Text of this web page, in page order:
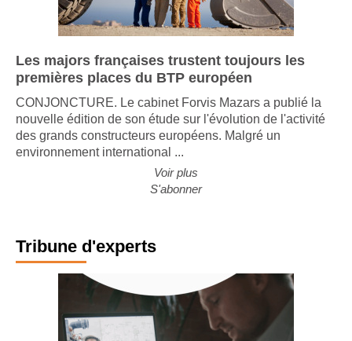
Les majors françaises trustent toujours les
premières places du BTP européen
CONJONCTURE. Le cabinet Forvis Mazars a publié la
nouvelle édition de son étude sur l'évolution de l'activité
des grands constructeurs européens. Malgré un
environnement international ...
Voir plus
S'abonner
Tribune d'experts